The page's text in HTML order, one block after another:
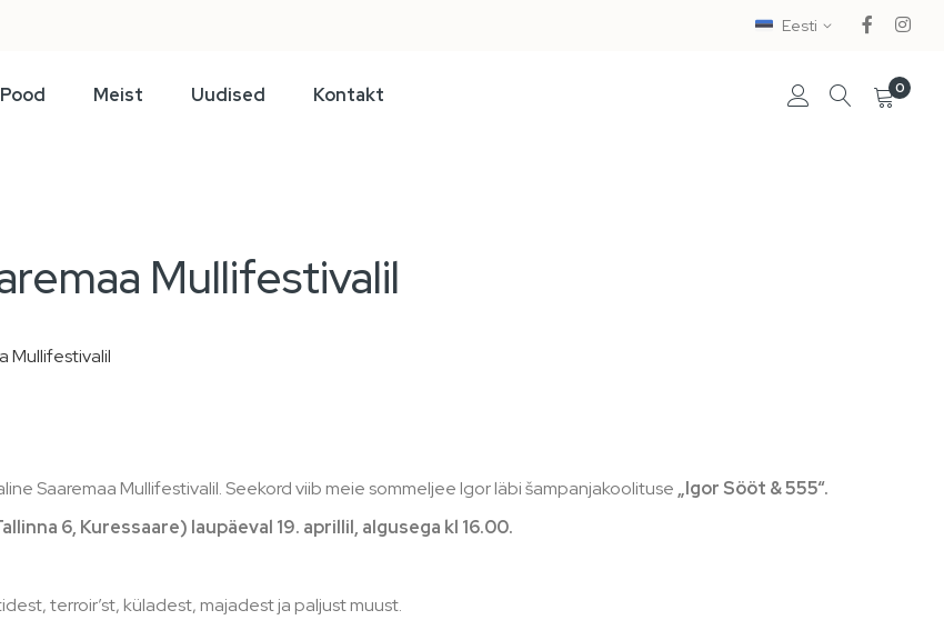
Eesti
Pood Meist Uudised Kontakt 0
Mullifestivalil
Mullifestivalil
Saaremaa Mullifestivalil. Seekord viib meie sommeljee Igor läbi šampanjakoolituse „Igor Sööt & 555“.
6, Kuressaare) laupäeval 19. aprillil, algusega kl 16.00.
terroir’st, küladest, majadest ja paljust muust.